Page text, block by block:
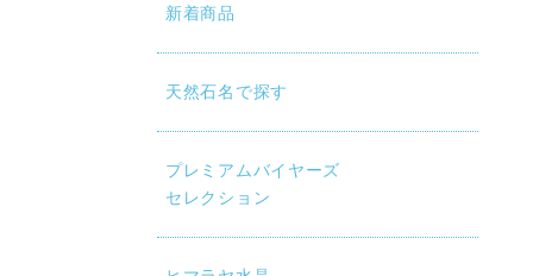
新着商品
天然石名で探す
プレミアムバイヤーズ
セレクション